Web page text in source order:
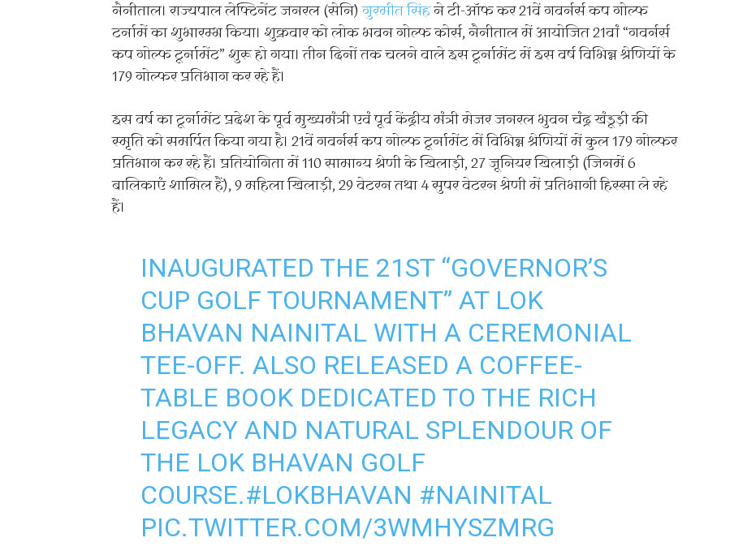
नैनीताल। राज्यपाल लेफ्टिनेंट जनरल (सेनि)गुरमीत सिंहने टी-ऑफ कर 21वें गवर्नर्स कप गोल्फ
टर्नामें का शुभारम्भ किया। शुक्रवार को लोक भवन गोल्फ कोर्स, नैनीताल में आयोजित 21वां “गवर्नर्स
कप गोल्फ टूर्नामेंट” शुरू हो गया। तीन दिनों तक चलने वाले इस टूर्नामेंट में इस वर्ष विभिन्न श्रेणियों के
179 गोल्फर प्रतिभाग कर रहे हैं।
इस वर्ष का टूर्नामेंट प्रदेश के पूर्व मुख्यमंत्री एवं पूर्व केंद्रीय मंत्री मेजर जनरल भुवन चंद्र खंडूड़ी की
स्मृति को समर्पित किया गया है। 21वें गवर्नर्स कप गोल्फ टूर्नामेंट में विभिन्न श्रेणियों में कुल 179 गोल्फर
प्रतिभाग कर रहे हैं। प्रतियोगिता में 110 सामान्य श्रेणी के खिलाड़ी, 27 जूनियर खिलाड़ी (जिनमें 6
बालिकाएं शामिल हैं), 9 महिला खिलाड़ी, 29 वेटरन तथा 4 सुपर वेटरन श्रेणी में प्रतिभागी हिस्सा ले रहे
हैं।
INAUGURATED THE 21ST “GOVERNOR’S
CUP GOLF TOURNAMENT” AT LOK
BHAVAN NAINITAL WITH A CEREMONIAL
TEE-OFF. ALSO RELEASED A COFFEE-
TABLE BOOK DEDICATED TO THE RICH
LEGACY AND NATURAL SPLENDOUR OF
THE LOK BHAVAN GOLF
COURSE.#LOKBHAVAN #NAINITAL
PIC.TWITTER.COM/3WMHYSZMRG